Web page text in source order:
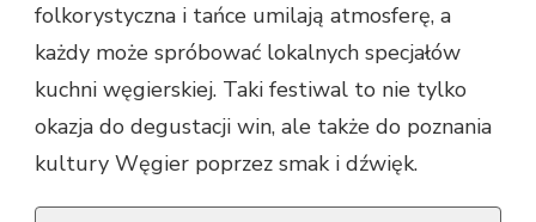
folkorystyczna i tańce umilają atmosferę, a
każdy może spróbować lokalnych specjałów
kuchni węgierskiej. Taki festiwal to nie tylko
okazja do degustacji win, ale także do poznania
kultury Węgier poprzez smak i dźwięk.